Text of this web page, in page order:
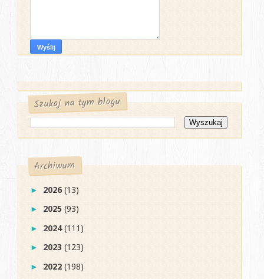
Szukaj na tym blogu
Archiwum
► 2026(13)
► 2025(93)
► 2024(111)
► 2023(123)
► 2022(198)